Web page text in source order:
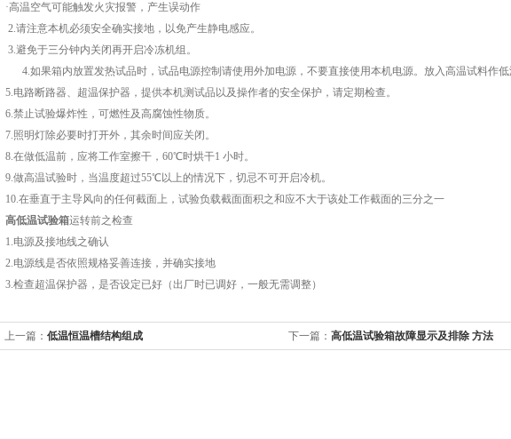
·高温空气可能触发火灾报警，产生误动作
2.请注意本机必须安全确实接地，以免产生静电感应。
3.避免于三分钟内关闭再开启冷冻机组。
4.如果箱内放置发热试品时，试品电源控制请使用外加电源，不要直接使用本机电源。放入高温试料作
5.电路断路器、超温保护器，提供本机测试品以及操作者的安全保护，请定期检查。
6.禁止试验爆炸性，可燃性及高腐蚀性物质。
7.照明灯除必要时打开外，其余时间应关闭。
8.在做低温前，应将工作室擦干， 60℃时烘干1 小时。
9.做高温试验时，当温度超过55℃以上的情况下，切忌不可开启冷机。
10.在垂直于主导风向的任何截面上，试验负载截面面积之和应不大于该处工作截面的三分之一
高低温试验箱运转前之检查
1.电源及接地线之确认
2.电源线是否依照规格妥善连接，并确实接地
3.检查超温保护器，是否设定已好（出厂时已调好，一般无需调整）
上一篇： 低温恒温槽结构组成 下一篇： 高低温试验箱故障显示及排除 方法